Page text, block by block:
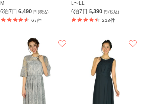
M
6泊7日6,490円 (税込)
67件
L〜LL
6泊7日5,390円 (税込)
218件